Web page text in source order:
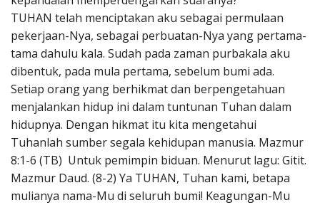
TUHAN telah menciptakan aku sebagai permulaan
pekerjaan-Nya, sebagai perbuatan-Nya yang pertama-
tama dahulu kala. Sudah pada zaman purbakala aku
dibentuk, pada mula pertama, sebelum bumi ada.
Setiap orang yang berhikmat dan berpengetahuan
menjalankan hidup ini dalam tuntunan Tuhan dalam
hidupnya. Dengan hikmat itu kita mengetahui
Tuhanlah sumber segala kehidupan manusia. Mazmur
8:1-6 (TB) Untuk pemimpin biduan. Menurut lagu: Gitit.
Mazmur Daud. (8-2) Ya TUHAN, Tuhan kami, betapa
mulianya nama-Mu di seluruh bumi! Keagungan-Mu